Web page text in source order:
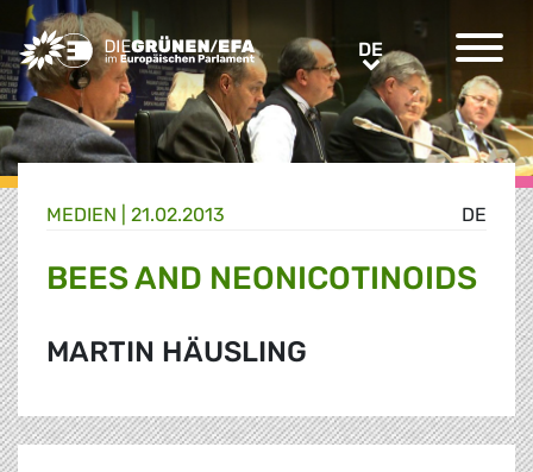
Greens/EFA Home DEDE
DE
MEDIEN 21.02.2013
BEES AND NEONICOTINOIDS
MARTIN HÄUSLING